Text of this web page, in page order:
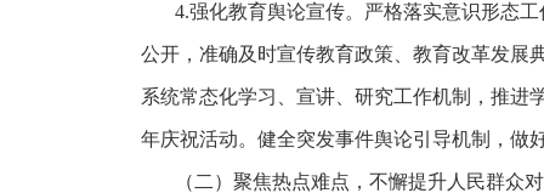
4.强化教育舆论宣传。严格落实意识形态
公开，准确及时宣传教育政策、教育改革发展
系统常态化学习、宣讲、研究工作机制，推进
年庆祝活动。健全突发事件舆论引导机制，做
（二）聚焦热点难点，不懈提升人民群众